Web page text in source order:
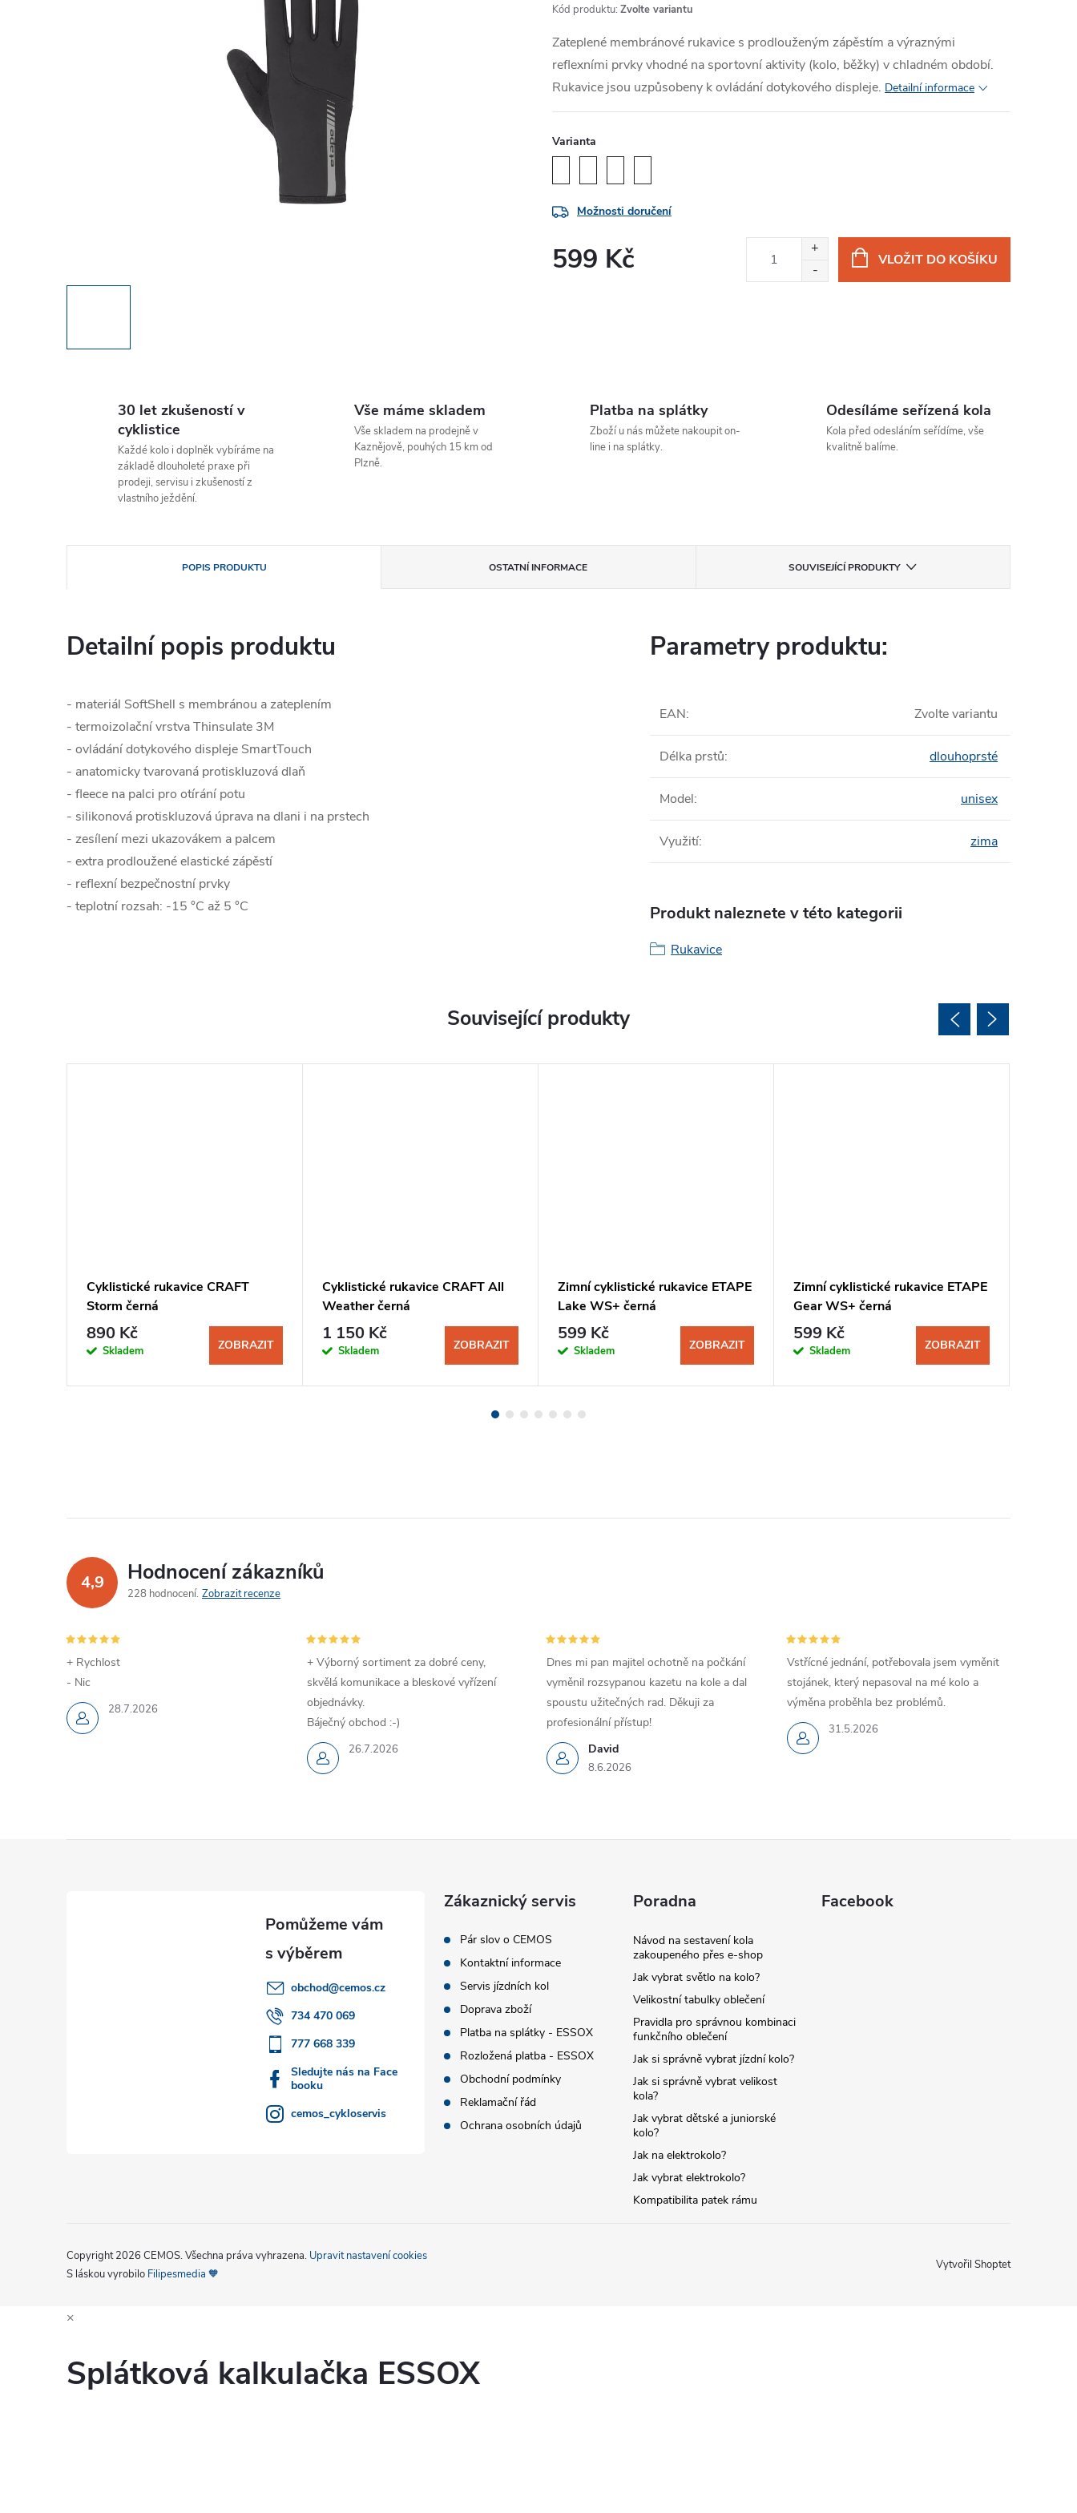
Kód produktu: Zvolte variantu
Zateplené membránové rukavice s prodlouženým zápěstím a výraznými
reflexními prvky vhodné na sportovní aktivity (kolo, běžky) v chladném období.
Rukavice jsou uzpůsobeny k ovládání dotykového displeje. Detailní informace
Varianta
Možnosti doručení
599 Kč VLOŽIT DO KOŠÍKU
30 let zkušeností v
cyklistice
Každé kolo i doplněk vybíráme na
základě dlouholeté praxe při
prodeji, servisu i zkušeností z
vlastního ježdění.
Vše máme skladem
Vše skladem na prodejně v
Kaznějově, pouhých 15 km od
Plzně.
Platba na splátky
Zboží u nás můžete nakoupit on-
line i na splátky.
Odesíláme seřízená kola
Kola před odesláním seřídíme, vše
kvalitně balíme.
POPIS PRODUKTU OSTATNÍ INFORMACE SOUVISEJÍCÍ PRODUKTY
Detailní popis produktu
- materiál SoftShell s membránou a zateplením
- termoizolační vrstva Thinsulate 3M
- ovládání dotykového displeje SmartTouch
- anatomicky tvarovaná protiskluzová dlaň
- fleece na palci pro otírání potu
- silikonová protiskluzová úprava na dlani i na prstech
- zesílení mezi ukazovákem a palcem
- extra prodloužené elastické zápěstí
- reflexní bezpečnostní prvky
- teplotní rozsah: -15 °C až 5 °C
Parametry produktu:
EAN: Zvolte variantu
Délka prstů: dlouhoprsté
Model: unisex
Využití: zima
Produkt naleznete v této kategorii
Rukavice
Související produkty
Cyklistické rukavice CRAFT
Storm černá
890 Kč
Skladem ZOBRAZIT
Cyklistické rukavice CRAFT All
Weather černá
1 150 Kč
Skladem ZOBRAZIT
Zimní cyklistické rukavice ETAPE
Lake WS+ černá
599 Kč
Skladem ZOBRAZIT
Zimní cyklistické rukavice ETAPE
Gear WS+ černá
599 Kč
Skladem ZOBRAZIT
4,9 Hodnocení zákazníků
228 hodnocení Zobrazit recenze
28.7.2026
+ Rychlost
- Nic
26.7.2026
+ Výborný sortiment za dobré ceny,
skvělá komunikace a bleskové vyřízení
objednávky.
Báječný obchod :-)
David
8.6.2026
Dnes mi pan majitel ochotně na počkání
vyměnil rozsypanou kazetu na kole a dal
spoustu užitečných rad. Děkuji za
profesionální přístup!
31.5.2026
Vstřícné jednání, potřebovala jsem vyměnit
stojánek, který nepasoval na mé kolo a
výměna proběhla bez problémů.
obchod@cemos.cz
734 470 069
777 668 339
Sledujte nás na Face
booku
cemos_cykloservis
Zákaznický servis
Pár slov o CEMOS
Kontaktní informace
Servis jízdních kol
Doprava zboží
Platba na splátky - ESSOX
Rozložená platba - ESSOX
Obchodní podmínky
Reklamační řád
Ochrana osobních údajů
Poradna
Návod na sestavení kola
zakoupeného přes e-shop
Jak vybrat světlo na kolo?
Velikostní tabulky oblečení
Pravidla pro správnou kombinaci
funkčního oblečení
Jak si správně vybrat jízdní kolo?
Jak si správně vybrat velikost
kola?
Jak vybrat dětské a juniorské
kolo?
Jak na elektrokolo?
Jak vybrat elektrokolo?
Kompatibilita patek rámu
Facebook
Vytvořil Shoptet
Copyright 2026 CEMOS. Všechna práva vyhrazena. Upravit nastavení cookies
S láskou vyrobilo Filipesmedia 🧡
×
Splátková kalkulačka ESSOX